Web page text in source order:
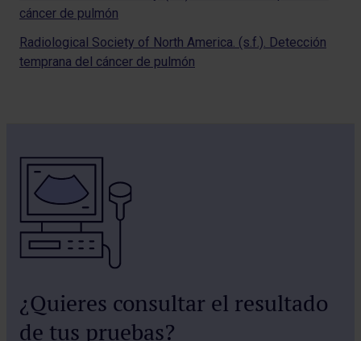
cáncer de pulmón
Radiological Society of North America. (s.f.). Detección
temprana del cáncer de pulmón
¿Quieres consultar el resultado
de tus pruebas?